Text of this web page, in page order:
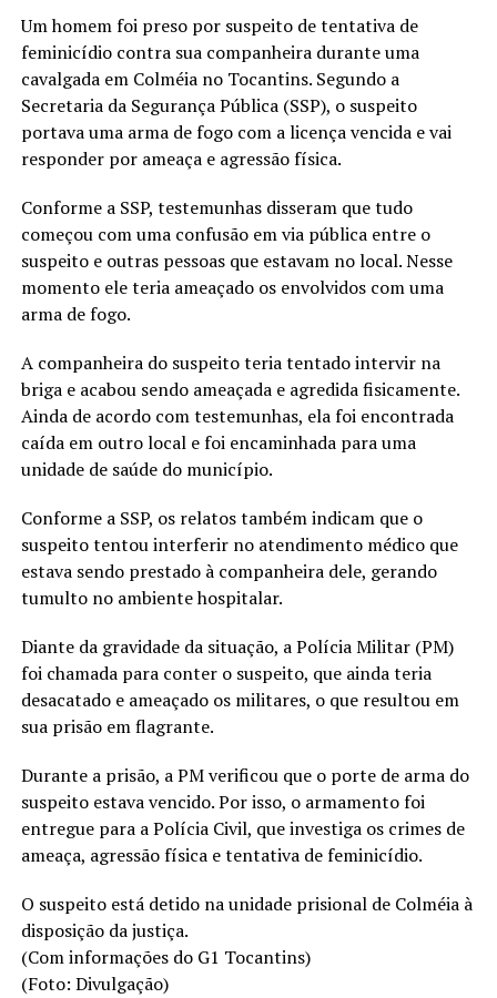
Um homem foi preso por suspeito de tentativa de
feminicídio contra sua companheira durante uma
cavalgada em Colméia no Tocantins. Segundo a
Secretaria da Segurança Pública (SSP), o suspeito
portava uma arma de fogo com a licença vencida e vai
responder por ameaça e agressão física.
Conforme a SSP, testemunhas disseram que tudo
começou com uma confusão em via pública entre o
suspeito e outras pessoas que estavam no local. Nesse
momento ele teria ameaçado os envolvidos com uma
arma de fogo.
A companheira do suspeito teria tentado intervir na
briga e acabou sendo ameaçada e agredida fisicamente.
Ainda de acordo com testemunhas, ela foi encontrada
caída em outro local e foi encaminhada para uma
unidade de saúde do município.
Conforme a SSP, os relatos também indicam que o
suspeito tentou interferir no atendimento médico que
estava sendo prestado à companheira dele, gerando
tumulto no ambiente hospitalar.
Diante da gravidade da situação, a Polícia Militar (PM)
foi chamada para conter o suspeito, que ainda teria
desacatado e ameaçado os militares, o que resultou em
sua prisão em flagrante.
Durante a prisão, a PM verificou que o porte de arma do
suspeito estava vencido. Por isso, o armamento foi
entregue para a Polícia Civil, que investiga os crimes de
ameaça, agressão física e tentativa de feminicídio.
O suspeito está detido na unidade prisional de Colméia à
disposição da justiça.
(Com informações do G1 Tocantins)
(Foto: Divulgação)